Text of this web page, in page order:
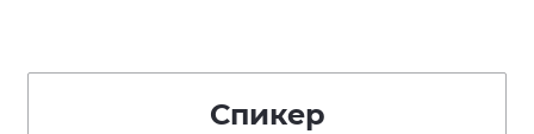
Спикер